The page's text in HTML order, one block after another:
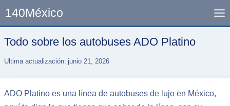
140México
Todo sobre los autobuses ADO Platino
Ultima actualización: junio 21, 2026
ADO Platino es una línea de autobuses de lujo en México,